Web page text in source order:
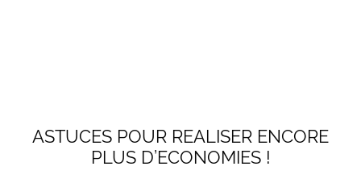
ASTUCES POUR REALISER ENCORE
PLUS D’ECONOMIES !